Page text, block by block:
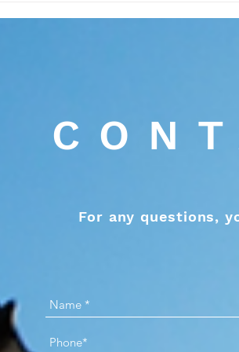
For any questions,